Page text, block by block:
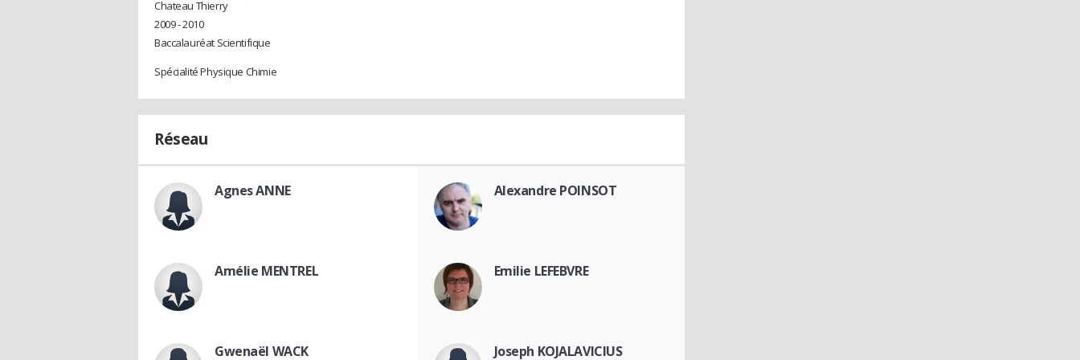
Chateau Thierry
2009 - 2010
Baccalauréat Scientifique
Spécialité Physique Chimie
Réseau
Agnes ANNE Alexandre POINSOT
Amélie MENTREL Emilie LEFEBVRE
Gwenaël WACK Joseph KOJALAVICIUS